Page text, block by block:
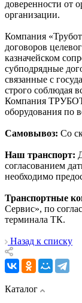
доверенности от
организации.
Компания
договоров
казначейском
субподрядные
связанные с
строго соблюдая
Компания
оборудования по
Самовывоз: Со
Наш транспорт:
согласованием
необходимо
Транспортные
Сервис», по
терминала ТК.
Назад к списку
Каталог